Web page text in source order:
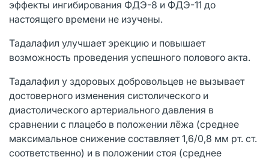
эффекты ингибирования ФДЭ-8 и ФДЭ-11 до
настоящего времени не изучены.
Тадалафил улучшает эрекцию и повышает
возможность проведения успешного полового акта.
Тадалафил у здоровых добровольцев не вызывает
достоверного изменения систолического и
диастолического артериального давления в
сравнении с плацебо в положении лёжа (среднее
максимальное снижение составляет 1,6/0,8 мм рт. ст.
соответственно) и в положении стоя (среднее